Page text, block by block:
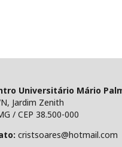
Universitário Mário
Jardim Zenith
/ CEP 38.500-000
cristsoares@hotmail.com